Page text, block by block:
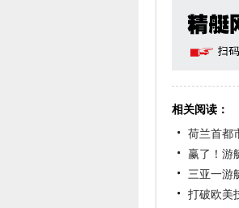
相关阅读：
荷兰首都
赢了！游
三亚一游
打破欧美